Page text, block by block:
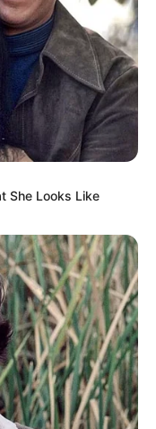
She Looks Like